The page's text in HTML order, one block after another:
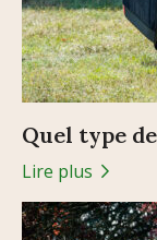
Quel type
Lire plus